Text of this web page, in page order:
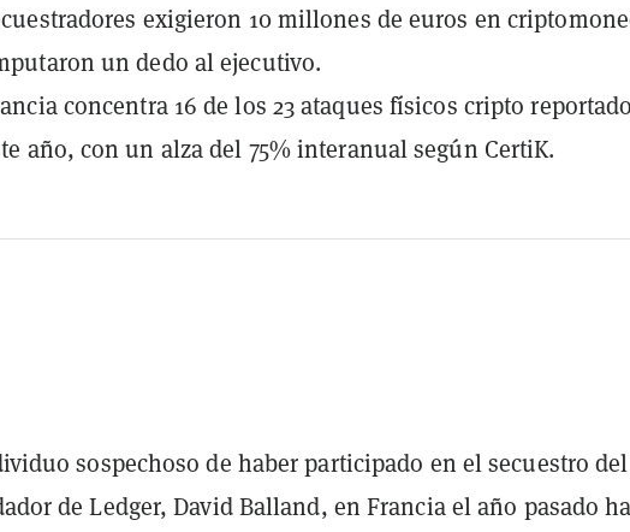
exigieron 10 millones de euros en
un dedo al ejecutivo.
concentra 16 de los 23 ataques físicos cripto
año, con un alza del 75% interanual según CertiK.
sospechoso de haber participado en el secuestro del
de Ledger, David Balland, en Francia el año pasado